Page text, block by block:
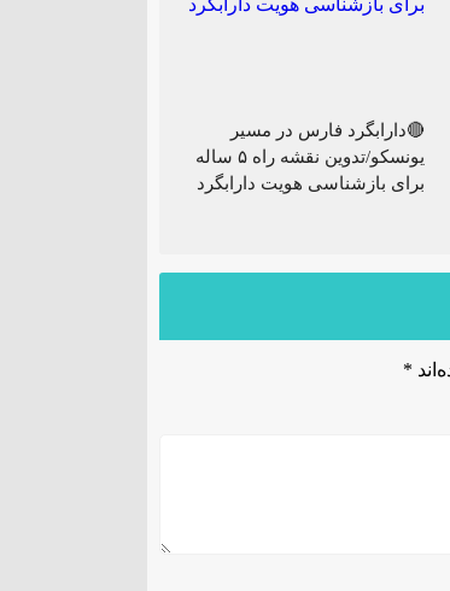
🔴دارابگرد فارس در مسیر
یونسکو/تدوین نقشه راه ۵ ساله
برای بازشناسی هویت دارابگرد
*